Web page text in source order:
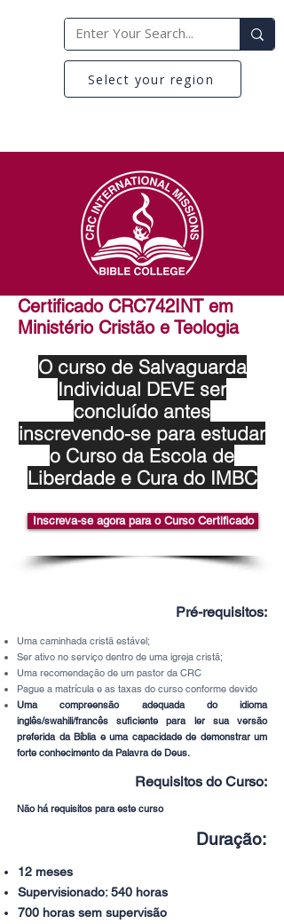
Select your region
Certificado CRC742INT em
Ministério Cristão e Teologia
O curso de Salvaguarda
Individual DEVE ser
concluído antes
inscrevendo-se para estudar
o Curso da Escola de
Liberdade e Cura do IMBC
Inscreva-se agora para o Curso Certificado
Pré-requisitos:
Uma caminhada cristã estável;
Ser ativo no serviço dentro de uma igreja cristã;
Uma recomendação de um pastor da CRC
Pague a matrícula e as taxas do curso conforme devido
Uma compreensão adequada do idioma
inglês/swahili/francês suficiente para ler sua versão
preferida da Bíblia e uma capacidade de demonstrar um
forte conhecimento da Palavra de Deus.
Requisitos do Curso:
Não há requisitos para este curso
Duração:
12 meses
Supervisionado: 540 horas
700 horas sem supervisão